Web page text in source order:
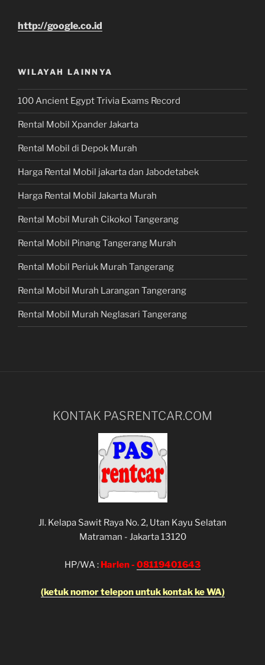
http://google.co.id
WILAYAH LAINNYA
100 Ancient Egypt Trivia Exams Record
Rental Mobil Xpander Jakarta
Rental Mobil di Depok Murah
Harga Rental Mobil jakarta dan Jabodetabek
Harga Rental Mobil Jakarta Murah
Rental Mobil Murah Cikokol Tangerang
Rental Mobil Pinang Tangerang Murah
Rental Mobil Periuk Murah Tangerang
Rental Mobil Murah Larangan Tangerang
Rental Mobil Murah Neglasari Tangerang
KONTAK PASRENTCAR.COM
Jl. Kelapa Sawit Raya No. 2, Utan Kayu Selatan
Matraman - Jakarta 13120
HP/WA : Harlen - 08119401643
(ketuk nomor telepon untuk kontak ke WA)